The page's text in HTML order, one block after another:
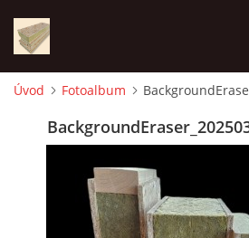
FOTOALBUM
Úvod Fotoalbum